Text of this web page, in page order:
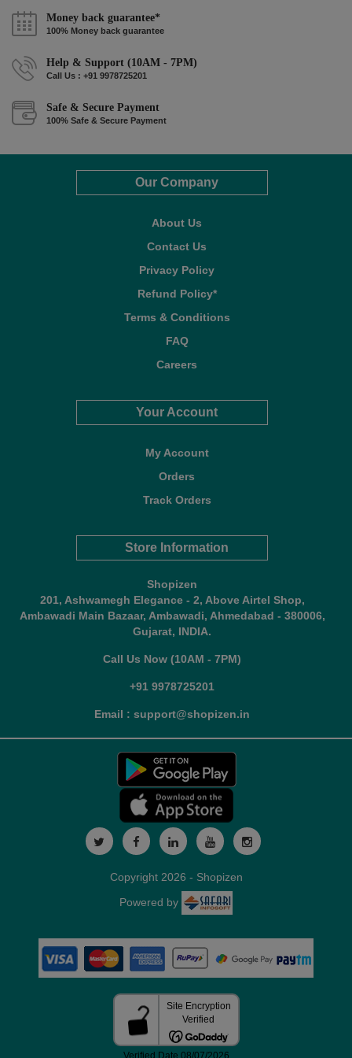
Money back guarantee*
100% Money back guarantee
Help & Support (10AM - 7PM)
Call Us : +91 9978725201
Safe & Secure Payment
100% Safe & Secure Payment
Our Company
About Us
Contact Us
Privacy Policy
Refund Policy*
Terms & Conditions
FAQ
Careers
Your Account
My Account
Orders
Track Orders
Store Information
Shopizen
201, Ashwamegh Elegance - 2, Above Airtel Shop,
Ambawadi Main Bazaar, Ambawadi, Ahmedabad - 380006,
Gujarat, INDIA.
Call Us Now (10AM - 7PM)
+91 9978725201
Email : support@shopizen.in
Copyright 2026 - Shopizen
Powered by